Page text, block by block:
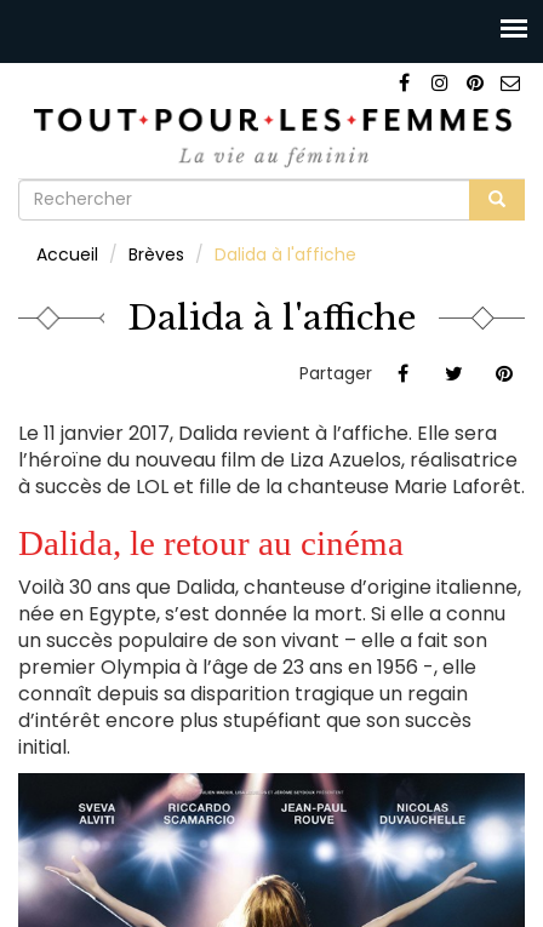
Formulaire
recherche
Accueil Brèves Dalida à l'affiche
Dalida à l'affiche
Partager
Le 11 janvier 2017, Dalida revient à l’affiche. Elle sera
l’héroïne du nouveau film de Liza Azuelos, réalisatrice
à succès de LOL et fille de la chanteuse Marie Laforêt.
Dalida, le retour au cinéma
Voilà 30 ans que Dalida, chanteuse d’origine italienne,
née en Egypte, s’est donnée la mort. Si elle a connu
un succès populaire de son vivant – elle a fait son
premier Olympia à l’âge de 23 ans en 1956 -, elle
connaît depuis sa disparition tragique un regain
d’intérêt encore plus stupéfiant que son succès
initial.